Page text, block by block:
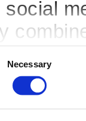
social
Necessary